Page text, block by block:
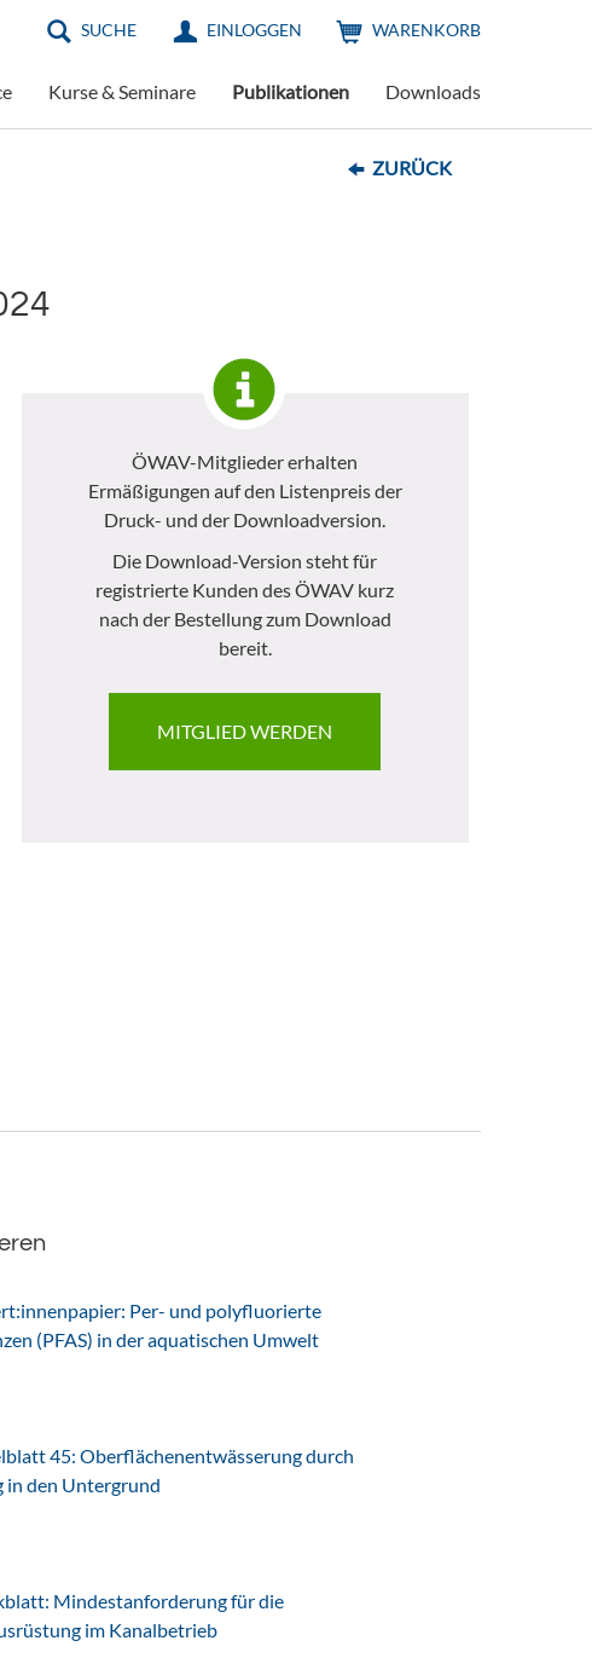
SUCHE EINLOGGEN WARENKORB
Kurse & Seminare Publikationen Downloads
ZURÜCK
ÖWAV-Mitglieder erhalten
Ermäßigungen auf den Listenpreis der
Druck- und der Downloadversion.
Die Download-Version steht für
registrierte Kunden des ÖWAV kurz
nach der Bestellung zum Download
bereit.
MITGLIED WERDEN
Per- und polyfluorierte
(PFAS) in der aquatischen Umwelt
45: Oberflächenentwässerung durch
in den Untergrund
Mindestanforderung für die
im Kanalbetrieb